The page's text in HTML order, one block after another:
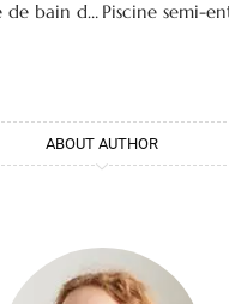
Plan d’une salle de bain de 5 m² sous pente : aménagement et astuces
ABOUT AUTHOR